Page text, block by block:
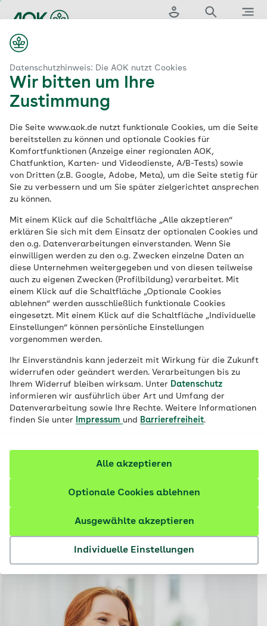
Datenschutzhinweis: Die AOK nutzt Cookies
Wir bitten um Ihre
Zustimmung
Die Seite www.aok.de nutzt funktionale Cookies, um die Seite
bereitstellen zu können und optionale Cookies für
Komfortfunktionen (Anzeige einer regionalen AOK,
Chatfunktion, Karten- und Videodienste, A/B-Tests) sowie
von Dritten (z.B. Google, Adobe, Meta), um die Seite stetig für
Sie zu verbessern und um Sie später zielgerichtet ansprechen
zu können.
Mit einem Klick auf die Schaltfläche „Alle akzeptieren“
erklären Sie sich mit dem Einsatz der optionalen Cookies und
den o.g. Datenverarbeitungen einverstanden. Wenn Sie
einwilligen werden zu den o.g. Zwecken einzelne Daten an
diese Unternehmen weitergegeben und von diesen teilweise
auch zu eigenen Zwecken (Profilbildung) verarbeitet. Mit
einem Klick auf die Schaltfläche „Optionale Cookies
ablehnen“ werden ausschließlich funktionale Cookies
eingesetzt. Mit einem Klick auf die Schaltfläche „Individuelle
Einstellungen“ können persönliche Einstellungen
vorgenommen werden.
Ihr Einverständnis kann jederzeit mit Wirkung für die Zukunft
widerrufen oder geändert werden. Verarbeitungen bis zu
Ihrem Widerruf bleiben wirksam. Unter Datenschutz
informieren wir ausführlich über Art und Umfang der
Datenverarbeitung sowie Ihre Rechte. Weitere Informationen
finden Sie unter
Impressum und Barrierefreiheit.
Individuelle Einstellungen
Ausgewählte akzeptieren
Optionale Cookies ablehnen
Alle akzeptieren
Hauptinhalt
springen
Zusatzversicherungen
Mit einer Zusatzversicherung genießen Sie
Vorteile bei besonderen Leistungen, die
über den gesetzlichen Versicherungsschutz
hinausgehen, wie zum Beispiel bei der
professionellen Zahnreinigung oder bei
Behandlungen im Ausland. Und das zu
gewohnt günstigen Konditionen.
Zusatzversicherungen
unserer Partner –
individuell für Sie
Sie möchten Ihren Gesundheitsschutz erweitern?
Die AOK unterstützt Sie dabei: In
Zusammenarbeit mit starken Partnern
vermitteln wir Ihnen passende
Zusatzversicherungen – abgestimmt auf Ihre
Meine AOK ermitteln